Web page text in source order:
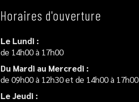
Horaires d'ouverture
Le Lundi :
de 14h00 à 17h00
Du Mardi au Mercredi :
de 09h00 à 12h30 et de 14h00 à 17h00
Le Jeudi :